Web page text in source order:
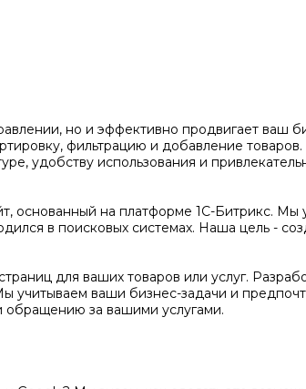
но и эффективно продвигает ваш
фильтрацию и добавление
удобству использования и
основанный на платформе 1С-Битрикс. Мы
в поисковых системах. Наша цель -
для ваших товаров или услуг.
учитываем ваши бизнес-задачи и
обращению за вашими услугами.